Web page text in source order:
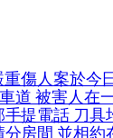
傷人案於今
道 被害人
提電話 刀
房間 並相